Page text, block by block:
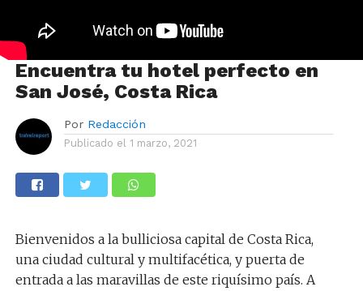
Encuentra tu hotel perfecto en
San José, Costa Rica
Por Redacción
Publicado el 1 marzo, 2021
Bienvenidos a la bulliciosa capital de Costa Rica,
una ciudad cultural y multifacética, y puerta de
entrada a las maravillas de este riquísimo país. A